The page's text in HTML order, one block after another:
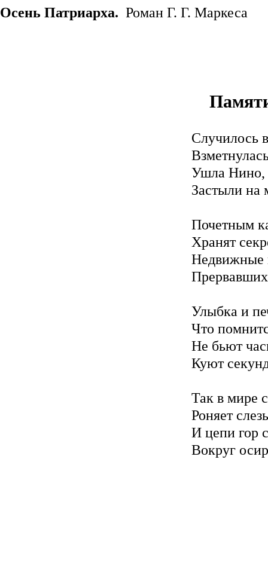
Oсень Патриарха. Роман Г. Г. Маркеса
Случилось
Ушла Нино,
Застыли на
Почетным
Хранят
Недвижные
Улыбка и
Что
Не бьют
Куют
Так в мире
Роняет
И цепи гор
Вокруг